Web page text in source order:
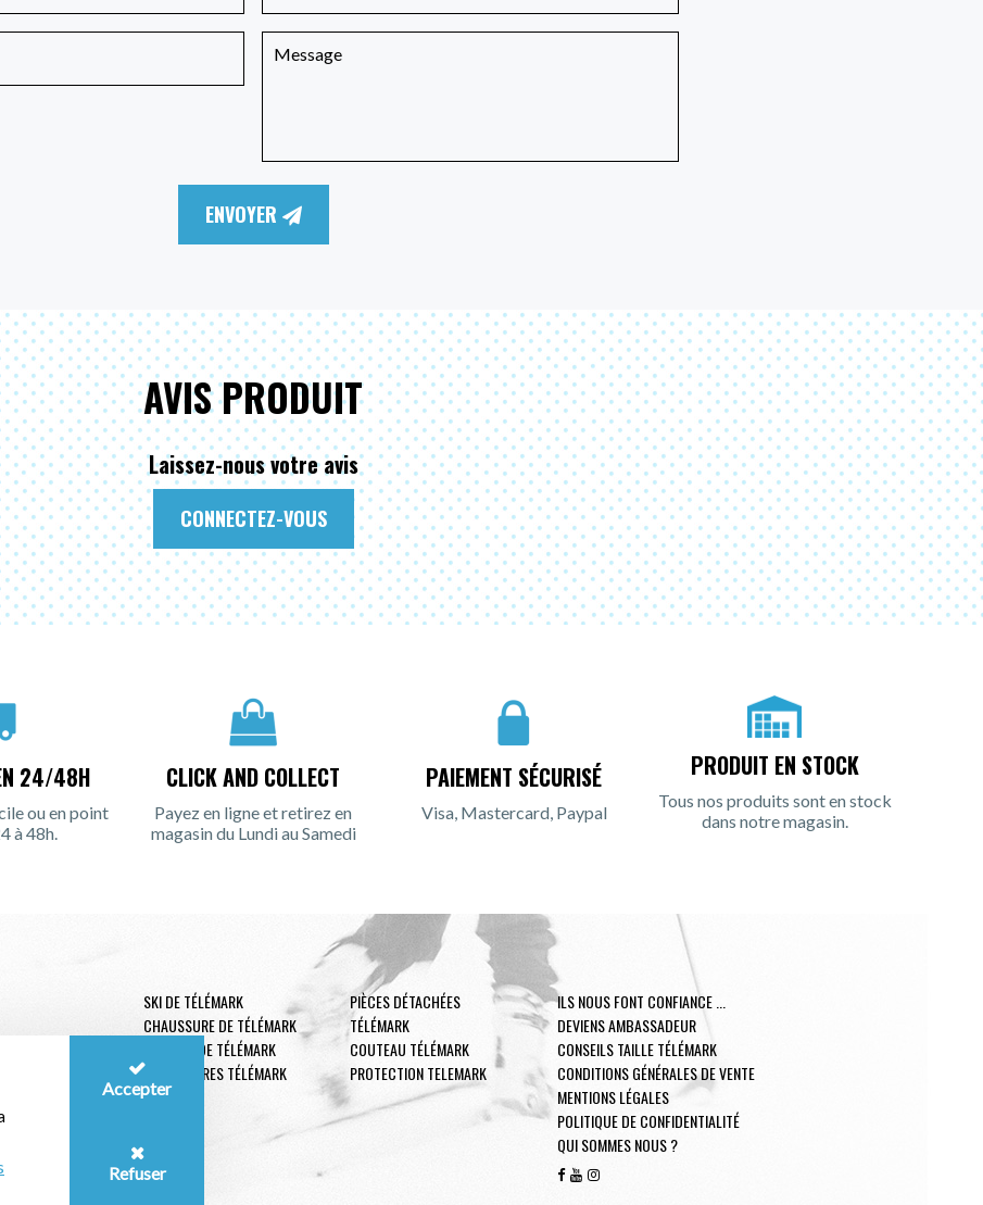
ENVOYER
AVIS PRODUIT
Laissez-nous votre avis
CONNECTEZ-VOUS
24/48H
ou en point
à 48h.
CLICK AND COLLECT
Payez en ligne et retirez en
magasin du Lundi au Samedi
PAIEMENT SÉCURISÉ
Visa, Mastercard, Paypal
PRODUIT EN STOCK
Tous nos produits sont en stock
dans notre magasin.
SKI DE TÉLÉMARK
CHAUSSURE DE TÉLÉMARK
FIXATION DE TÉLÉMARK
ACCESSOIRES TÉLÉMARK
PIÈCES DÉTACHÉES
TÉLÉMARK
COUTEAU TÉLÉMARK
PROTECTION TELEMARK
ILS NOUS FONT CONFIANCE ...
DEVIENS AMBASSADEUR
CONSEILS TAILLE TÉLÉMARK
CONDITIONS GÉNÉRALES DE VENTE
MENTIONS LÉGALES
POLITIQUE DE CONFIDENTIALITÉ
QUI SOMMES NOUS ?
Accepter
Refuser